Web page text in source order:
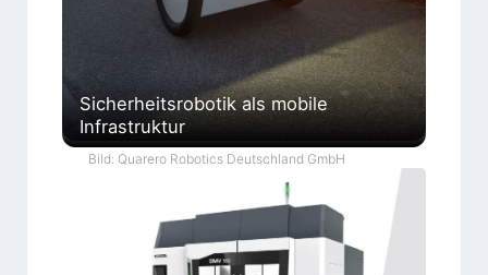
Sicherheitsrobotik als mobile
Infrastruktur
Bild: Quarero Robotics Deutschland GmbH